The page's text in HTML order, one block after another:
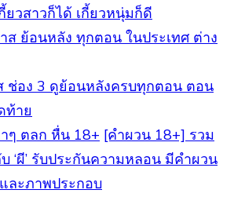
ยวสาวก็ได้ เกี้ยวหนุ่มก็ดี
ช่อง 3 ดูย้อนหลังครบทุกตอน ตอน
ท้าย
[คําผวน 18+] รวม
‘ผี’ รับประกันความหลอน มีคำผวน
ละภาพประกอบ